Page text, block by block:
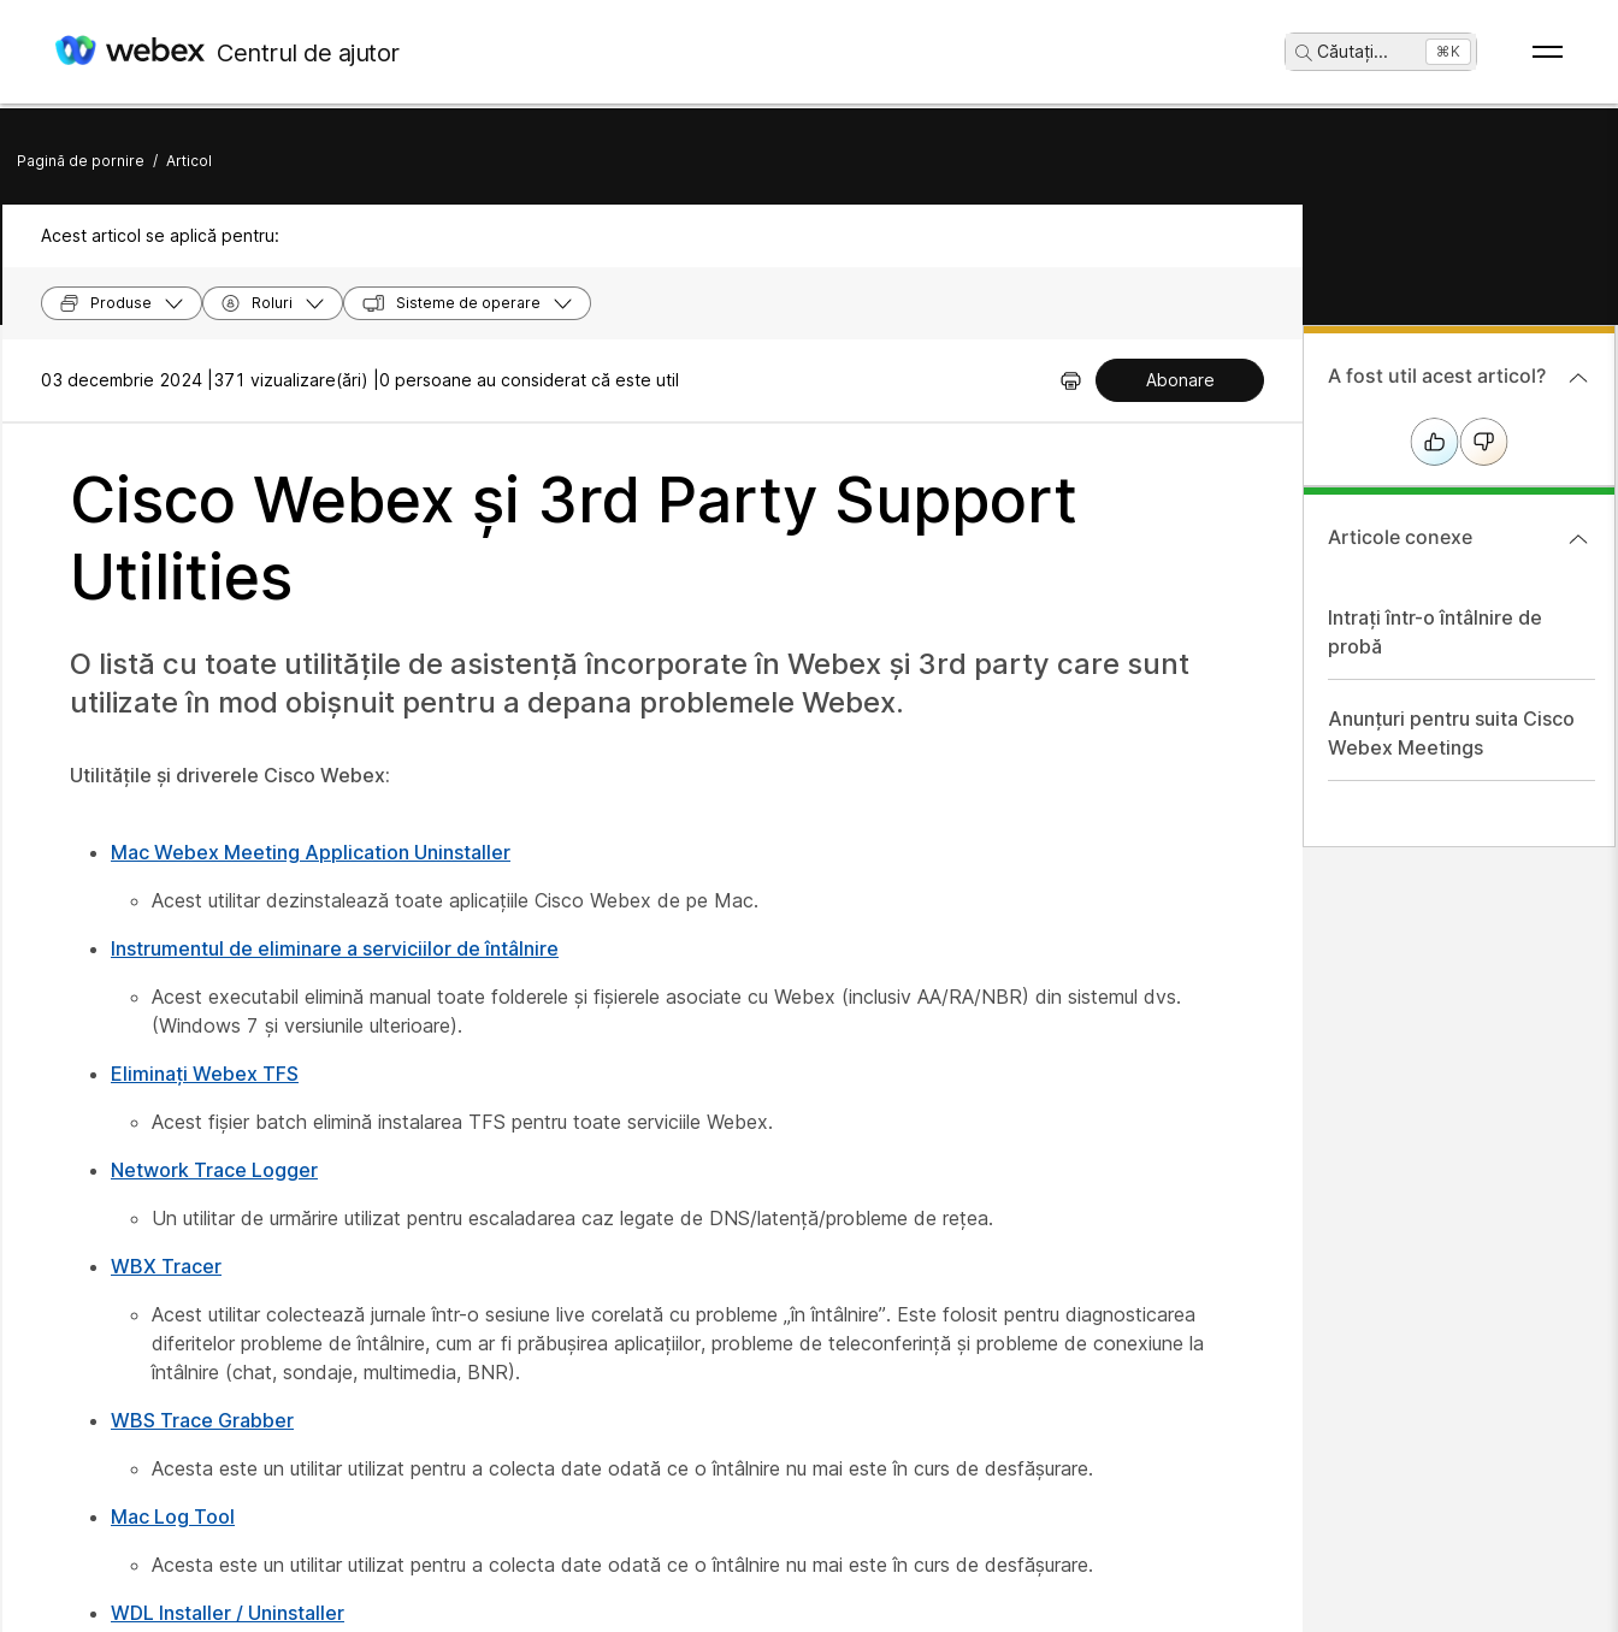
Centrul de ajutor Căutați... ⌘K
Pagină de pornire / Articol
Acest articol se aplică pentru:
Produse Roluri Sisteme de operare
03 decembrie 2024 | 371 vizualizare(ări) | 0 persoane au considerat că este util Abonare
Cisco Webex și 3rd Party Support
Utilities
O listă cu toate utilitățile de asistență încorporate în Webex și 3rd party care sunt
utilizate în mod obișnuit pentru a depana problemele Webex.
Utilitățile și driverele Cisco Webex:
Mac Webex Meeting Application Uninstaller
Acest utilitar dezinstalează toate aplicațiile Cisco Webex de pe Mac.
Instrumentul de eliminare a serviciilor de întâlnire
Acest executabil elimină manual toate folderele și fișierele asociate cu Webex (inclusiv AA/RA/NBR) din sistemul dvs.
(Windows 7 și versiunile ulterioare).
Eliminați Webex TFS
Acest fișier batch elimină instalarea TFS pentru toate serviciile Webex.
Network Trace Logger
Un utilitar de urmărire utilizat pentru escaladarea caz legate de DNS/latență/probleme de rețea.
WBX Tracer
Acest utilitar colectează jurnale într-o sesiune live corelată cu probleme „în întâlnire”. Este folosit pentru diagnosticarea
diferitelor probleme de întâlnire, cum ar fi prăbușirea aplicațiilor, probleme de teleconferință și probleme de conexiune la
întâlnire (chat, sondaje, multimedia, BNR).
WBS Trace Grabber
Acesta este un utilitar utilizat pentru a colecta date odată ce o întâlnire nu mai este în curs de desfășurare.
Mac Log Tool
Acesta este un utilitar utilizat pentru a colecta date odată ce o întâlnire nu mai este în curs de desfășurare.
WDL Installer / Uninstaller
A fost util acest articol?
Articole conexe
Intrați într-o întâlnire de
probă
Anunțuri pentru suita Cisco
Webex Meetings